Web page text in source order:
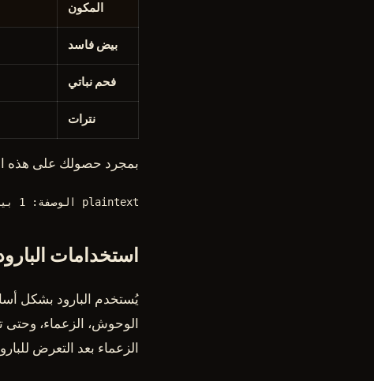
المكون
بيض فاسد
فحم نباتي
نترات
بمجرد حصولك على هذه
plaintext الوصفة: 1 بيض فاسد + 1 فحم نباتي + 1 نترات = 1 بارود
استخدامات
يُستخدم البارود بشكل
الوحوش، الزعماء، وحتى
الزعماء بعد التعرض